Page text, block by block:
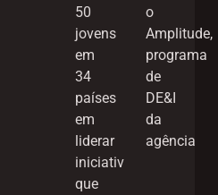
50
jovens
em
34
países
em
liderar
iniciativas
que
o
Amplitude,
programa
de
DE&I
da
agência